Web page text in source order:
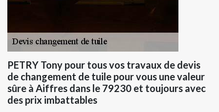
PETRY Tony pour tous vos travaux de devis
de changement de tuile pour vous une valeur
sûre à Aiffres dans le 79230 et toujours avec
des prix imbattables